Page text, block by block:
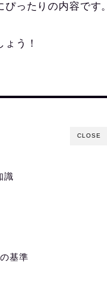
ったりの内容です。
う！
CLOSE
識
基準